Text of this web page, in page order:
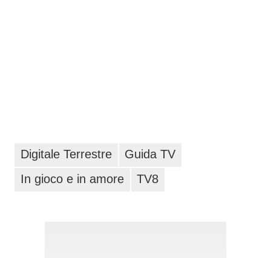
Digitale Terrestre
Guida TV
In gioco e in amore
TV8